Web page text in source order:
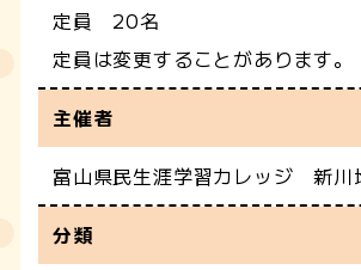
定員 20名
定員は変更することがあります。
主催者
富山県民生涯学習カレッジ 新川
分類